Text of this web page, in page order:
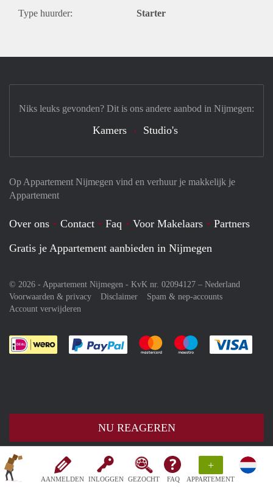
AANMELDEN INLOGGEN GEZOCHT FAQ
+
APPARTEMENT
Type huurder: Starter
NU REAGEREN
Op Appartement Nijmegen vind en verhuur je makkelijk je
Appartement
Over ons Contact Faq Voor Makelaars
Partners
Gratis je Appartement aanbieden in Nijmegen
© 2026 - Appartement Nijmegen - KvK nr. 02094127 – Nederland
Voorwaarden & privacy
Disclaimer
Spam & nep-accounts
Account verwijderen
Je rekent gemakkelijk af met Paypal
Je rekent gemakkelijk af met
Je rekent
Niks leuks gevonden? Dit is ons andere aanbod in Nijmegen:
Kamers Studio's